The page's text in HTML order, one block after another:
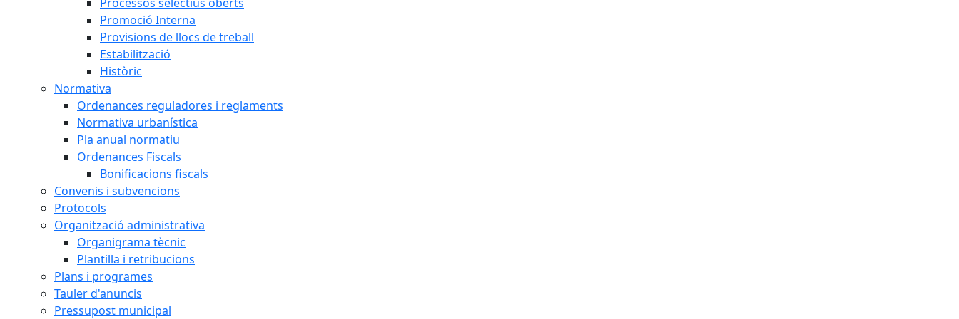
Promoció Interna
Provisions de llocs de treball
Estabilització
Històric
Normativa
Ordenances reguladores i reglaments
Normativa urbanística
Pla anual normatiu
Ordenances Fiscals
Bonificacions fiscals
Convenis i subvencions
Protocols
Organització administrativa
Organigrama tècnic
Plantilla i retribucions
Plans i programes
Tauler d'anuncis
Pressupost municipal